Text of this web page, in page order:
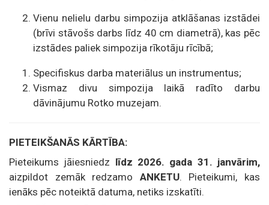
Vienu nelielu darbu simpozija atklāšanas izstādei
(brīvi stāvošs darbs līdz 40 cm diametrā), kas pēc
izstādes paliek simpozija rīkotāju rīcībā;
Specifiskus darba materiālus un instrumentus;
Vismaz divu simpozija laikā radīto darbu
dāvinājumu Rotko muzejam.
PIETEIKŠANĀS KĀRTĪBA:
Pieteikums jāiesniedz līdz 2026. gada 31. janvārim,
aizpildot zemāk redzamo ANKETU. Pieteikumi, kas
ienāks pēc noteiktā datuma, netiks izskatīti.